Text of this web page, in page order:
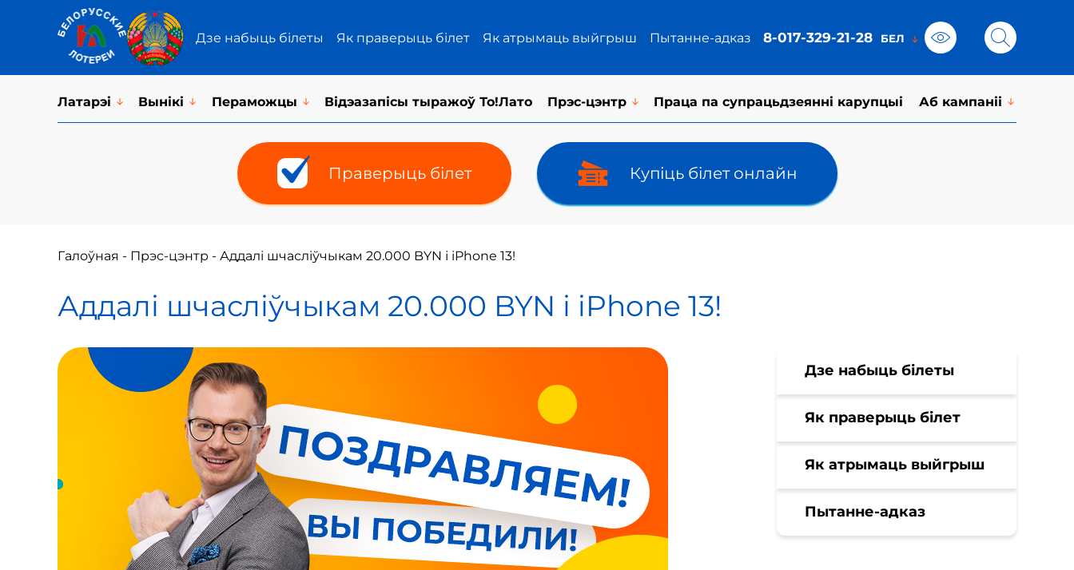
Дзе набыць білеты Як праверыць білет Як атрымаць выйгрыш Пытанне-адказ 8-017-329-21-28
Латарэi Вынікі Пераможцы Відэазапісы тыражоў То!Лато Прэс-цэнтр Праца па супрацьдзеянні карупцыі Аб кампаніі
Праверыць білет Купіць білет онлайн
Галоўная - Прэс-цэнтр - Аддалі шчасліўчыкам 20.000 BYN і iPhone 13!
Аддалі шчасліўчыкам 20.000 BYN і iPhone 13!
Дзе набыць білеты
Як праверыць білет
Як атрымаць выйгрыш
Пытанне-адказ